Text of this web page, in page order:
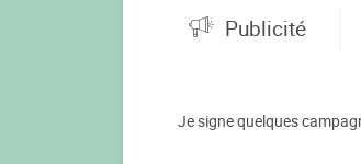
Publicité
Je signe quelques